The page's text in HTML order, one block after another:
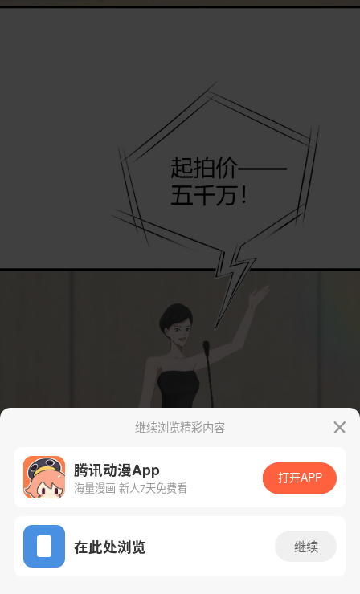
App免费看
继续浏览精彩内容
腾讯动漫App
海量漫画 新人7天免费看
打开APP
在此处浏览 继续